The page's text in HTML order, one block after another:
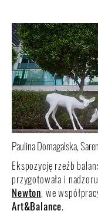
Paulina Domagalska,
Ekspozycję rzeźb
przygotowała i
Newton, we
Art&Balance.